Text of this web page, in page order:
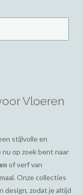
Vloeren
stijlvolle en
op zoek bent naar
of verf van
Onze collecties
design, zodat je altijd